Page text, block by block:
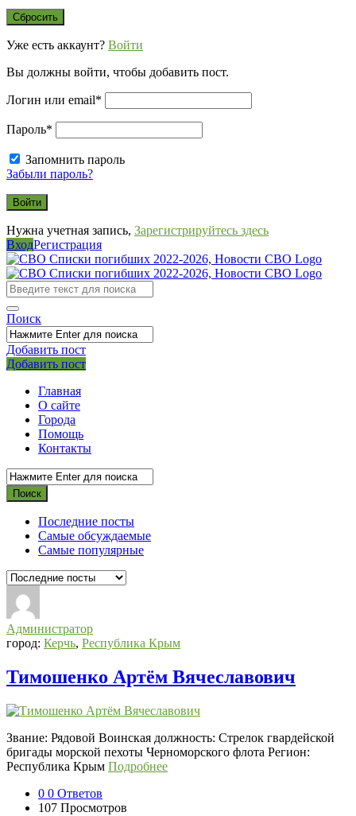
Уже есть аккаунт? Войти
Вы должны войти, чтобы добавить пост.
Логин или email*
Пароль*
Запомнить пароль
Забыли пароль?
Нужна учетная запись, Зарегистрируйтесь здесь
ВходРегистрация
СВО
Списки
погибших
2022-
2026,
Новости
СВО
Поиск
Добавить пост
Мобильное
меню
Выйти
Добавить пост
Главная
О сайте
Города
Помощь
Контакты
Последние посты
Самые обсуждаемые
Самые популярные
Администратор
город: Керчь, Республика Крым
Тимошенко Артём Вячеславович
Звание: Рядовой Воинская должность: Стрелок гвардейской
бригады морской пехоты Черноморского флота Регион:
Республика Крым Подробнее
0 0 Ответов
107 Просмотров